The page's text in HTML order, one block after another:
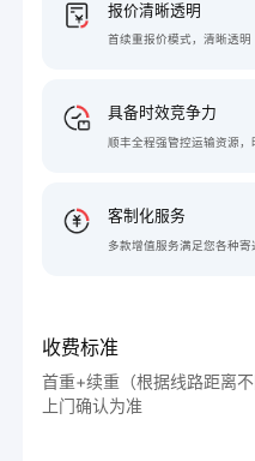
报价清晰透明
首续重报价模式，清晰透明
具备时效竞争力
顺丰全程强管控运输资源
客制化服务
多款增值服务满足您各种寄
收费标准
首重+续重（根据线路距离
上门确认为准